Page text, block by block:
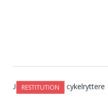
RESTITUTION